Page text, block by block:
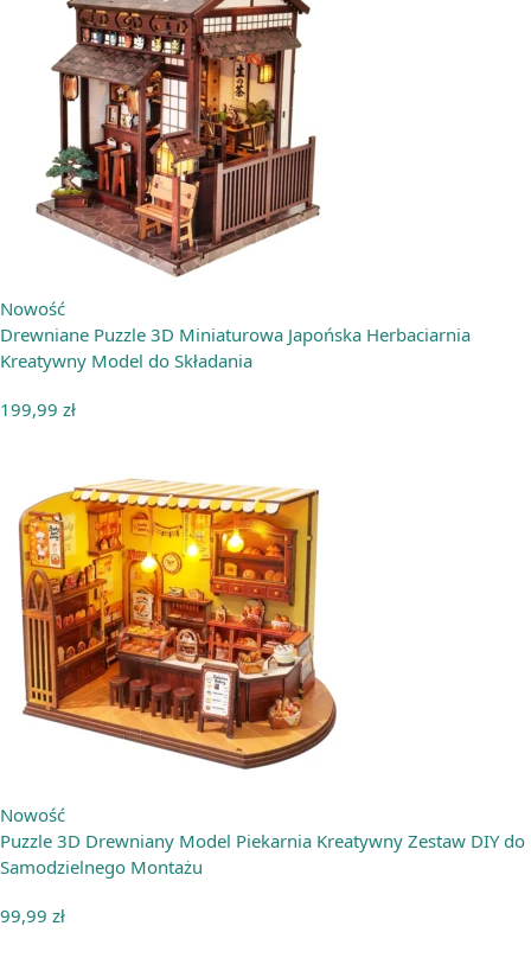
Nowość
Drewniane Puzzle 3D Miniaturowa Japońska Herbaciarnia
Kreatywny Model do Składania
199,99 zł
Nowość
Puzzle 3D Drewniany Model Piekarnia Kreatywny Zestaw DIY do
Samodzielnego Montażu
99,99 zł